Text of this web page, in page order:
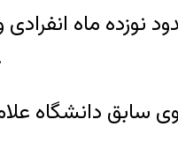
فرصت آزادی داشته